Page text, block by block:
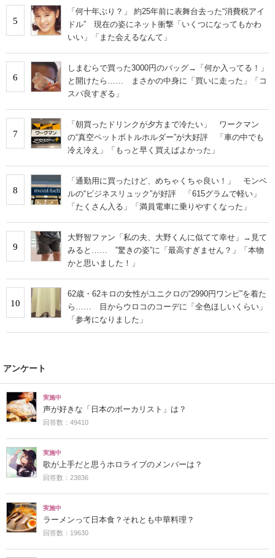
5
「何十年ぶり？」 約25年前に表舞台去った“消費税アイ
ドル” 現在の姿にネット衝撃「いくつになってもかわ
いい」「また会えるなんて」
6
しまむらで買った3000円のバッグ→「何か入ってる！」
と開けたら…… まさかの中身に「買いに走った」「コ
スパ良すぎる」
7
「朝買ったドリンクが夕方まで冷たい」 ワークマン
の“真空ペットボトルホルダー”が大好評 「車の中でも
冷え冷え」「もっと早く買えばよかった」
8
「通勤用に買ったけど、めちゃくちゃ良い！」 モンベ
ルの“ビジネスリュック”が好評 「615グラムで軽い」
「たくさん入る」「満員電車に乗りやすくなった」
9
大野智ファン「私の夫、大野くんに似てて幸せ」→見て
みると…… ‟驚きの姿”に「最高すぎません？」「本物
かと思いました！」
10
62歳・62キロの女性がユニクロの“2990円ワンピ”を着た
ら…… 目からウロコのコーデに「全色ほしいくらい」
「参考になりました」
アンケート
実施中
声が好きな「日本のボーカリスト」は？
回答数：49410
実施中
歌が上手だと思うホロライブのメンバーは？
回答数：23836
実施中
ラーメンって日本食？それとも中華料理？
回答数：19630